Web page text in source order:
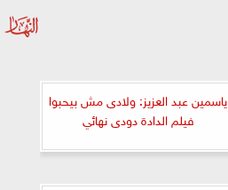
ياسمين عبد العزيز: ولادى مش بيحبوا
فيلم الدادة دودى نهائي